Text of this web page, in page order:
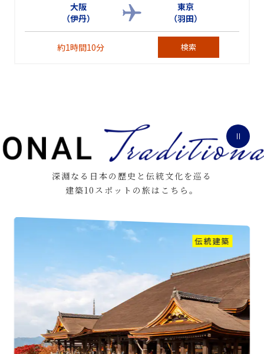
大阪
（伊丹）
東京
（羽田）
約1時間10分 検索
深淵なる日本の歴史と伝統文化を巡る
建築10スポットの旅はこちら。
伝統建築